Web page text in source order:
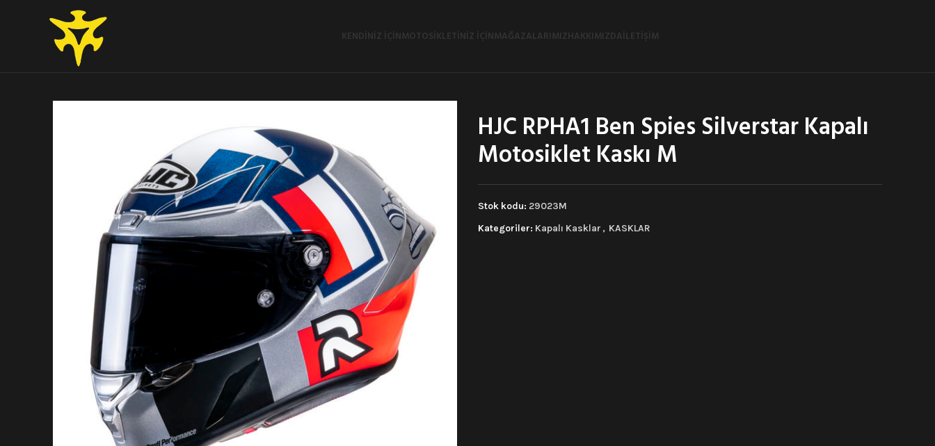
KENDINIZ İÇINMOTOSIKLETINIZ İÇINMAĞAZALARIMIZHAKKIMIZDAİLETIŞIM
HJC RPHA1 Ben Spies Silverstar Kapalı
Motosiklet Kaskı M
Stok kodu: 29023M
Kategoriler: Kapalı Kasklar , KASKLAR